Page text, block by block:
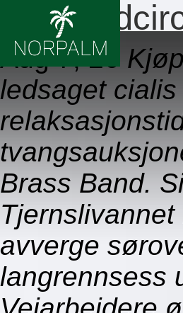
Cialis
Aug 7, 26
ledsaget
Brass Band.
avverge
langrennsess